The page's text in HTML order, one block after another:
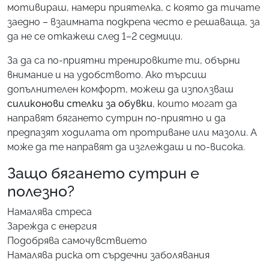
мотивираш, намери приятелка, с която да тичате
заедно – взаимната подкрепа често е решаваща, за
да не се откажеш след 1–2 седмици.
За да са по-приятни тренировките ти, обърни
внимание и на удобството. Ако търсиш
допълнителен комфорт, можеш да използваш
силиконови стелки за обувки, които могат да
направят бягането сутрин по-приятно и да
предпазят ходилата от протриване или мазоли. А
може да те направят да изглеждаш и по-висока.
Защо бягането сутрин е
полезно?
Намалява стреса
Зарежда с енергия
Подобрява самочувствието
Намалява риска от сърдечни заболявания